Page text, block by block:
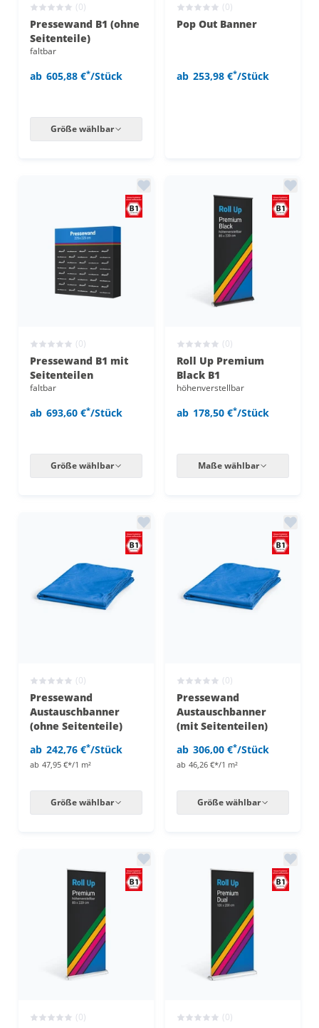
(0)
Pressewand B1 (ohne
Seitenteile)
faltbar
ab 605,88 €*/Stück
Größe wählbar
(0)
Pop Out Banner
ab 253,98 €*/Stück
(0)
Pressewand B1 mit
Seitenteilen
faltbar
ab 693,60 €*/Stück
Größe wählbar
(0)
Roll Up Premium
Black B1
höhenverstellbar
ab 178,50 €*/Stück
Maße wählbar
(0)
Pressewand
Austauschbanner
(ohne Seitenteile)
ab 242,76 €*/Stück
ab 47,95 €*/1 m²
Größe wählbar
(0)
Pressewand
Austauschbanner
(mit Seitenteilen)
ab 306,00 €*/Stück
ab 46,26 €*/1 m²
Größe wählbar
(0) (0)